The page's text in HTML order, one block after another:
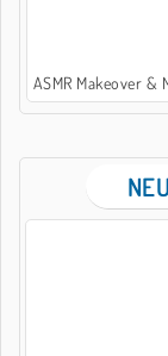
ASMR Makeover &